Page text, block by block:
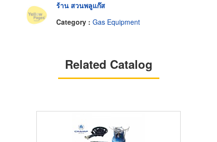
ร้าน สวนพลูแก๊ส
Category : Gas Equipment
Related Catalog